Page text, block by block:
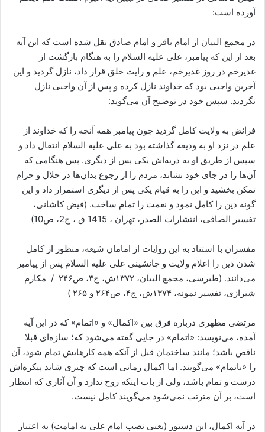
آورده است:
در مجمع البیان از امام باقر و امام صادق نقل شده است که این آیه
بعد از این که پیامبر، علی علیه السلام را به هنگام بازگشت از
غدیرخم در روز غدیرخم، علم و رایت خلق قرار داد، نازل گردید و این
آخرین واجبی بود که خداوند نازل کرده و پس از آن واجبی نازل
نگردید. سپس خود در توضیح آن می‌‌گوید:
فرائض به ولایت کامل گردید چون پیامبر همه آنچه را که خداوند از
علم در نزد او به ودیعه گذاشته بود به علی علیه السلام انتقال داد و
سپس از طریق او به ذریه‌اش یکی پس از دیگری. پس هنگامی‌‌ که
آن‌ها را در جای خود نشاند، مردم را از رجوع بدان‌ها در حلال و حرام
تمکن بخشید و این را به قیام یکی پس از دیگری استمرار داد و این
گونه دین را کامل نمود و نعمت را تمام ساخت. (فيض كاشانى،
تفسیر الصافی، انتشارات الصدر، تهران ، 1415 ق ، ج2، ص10)
مفسران با استناد به این روایات از امامان شیعه، منظور از کامل
‌شدن دین را اعلام ولایت و جانشینی علی علیه السلام پس از پیامبر
می‌دانند. (طبرسی، مجمع البیان، ۱۳۷۲ش، ج۳، ص۲۴۶ ‌ / مکارم
شیرازی، تفسیر نمونه، ۱۳۷۴ش، ج۴، ص۲۶۴ و ۲۶۵ )
مرتضی مطهری درباره فرق بین «اکمال» و «اتمام» که در این آیه
آمده، می‌نویسد: «اتمام» در جایی گفته می‌شود که؛ سازه‌ای قبلا
ناقص باشد؛ مانند ساختمان قبل از آنکه همه کارهایش تمام شود، آن
را «ناتمام» می‌گویند. اما اکمال زمانی است که چیزی شاید پیکره‌اش
درست و تمام باشد، ولی از باب اینکه روح ندارد و آن آثاری که انتظار
است، بر آن مترتب نمی‌شود می‌گویند کامل نیست.
در آیه اکمال، این دستور (یعنی نصب امام علی به امامت‏) به اعتبار